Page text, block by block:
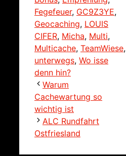
Fegefeuer, GC9Z3YE,
Geocaching, LOUIS
CIFER, Micha, Multi,
Multicache, TeamWiese,
unterwegs, Wo isse
denn hin?
Warum
Cachewartung so
wichtig ist
ALC Rundfahrt
Ostfriesland